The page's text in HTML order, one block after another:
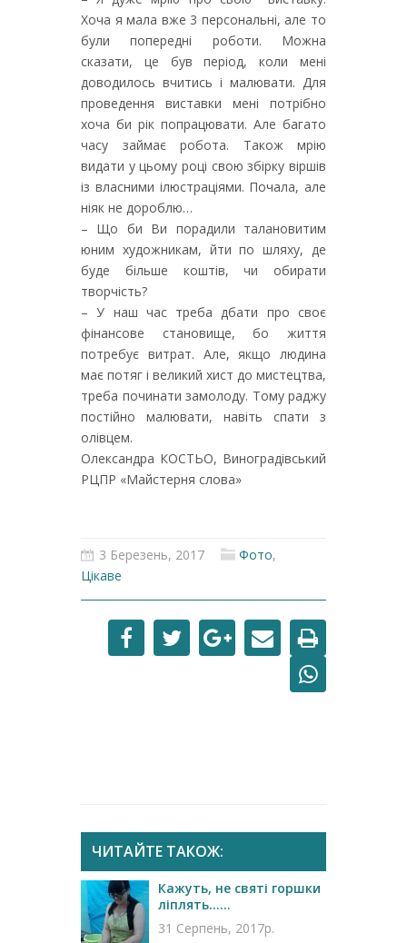
Хоча я мала вже 3 персональні, але то
були попередні роботи. Можна
сказати, це був період, коли мені
доводилось вчитись і малювати. Для
проведення виставки мені потрібно
хоча би рік попрацювати. Але багато
часу займає робота. Також мрію
видати у цьому році свою збірку віршів
із власними ілюстраціями. Почала, але
ніяк не дороблю…
– Що би Ви порадили талановитим
юним художникам, йти по шляху, де
буде більше коштів, чи обирати
творчість?
– У наш час треба дбати про своє
фінансове становище, бо життя
потребує витрат. Але, якщо людина
має потяг і великий хист до мистецтва,
треба починати замолоду. Тому раджу
постійно малювати, навіть спати з
олівцем.
Олександра КОСТЬО, Виноградівський
РЦПР «Майстерня слова»
3 Березень, 2017 Фото,
Цікаве
ЧИТАЙТЕ ТАКОЖ:
Кажуть, не святі горшки
ліплять…...
31 Серпень, 2017р.